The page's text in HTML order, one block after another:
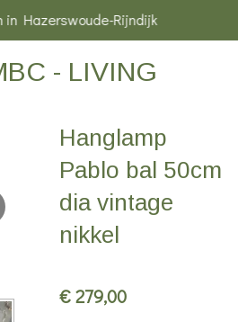
- LIVING
in Hazerswoude-Rijndijk
Hanglamp
Pablo bal 50cm
dia vintage
nikkel
€ 279,00